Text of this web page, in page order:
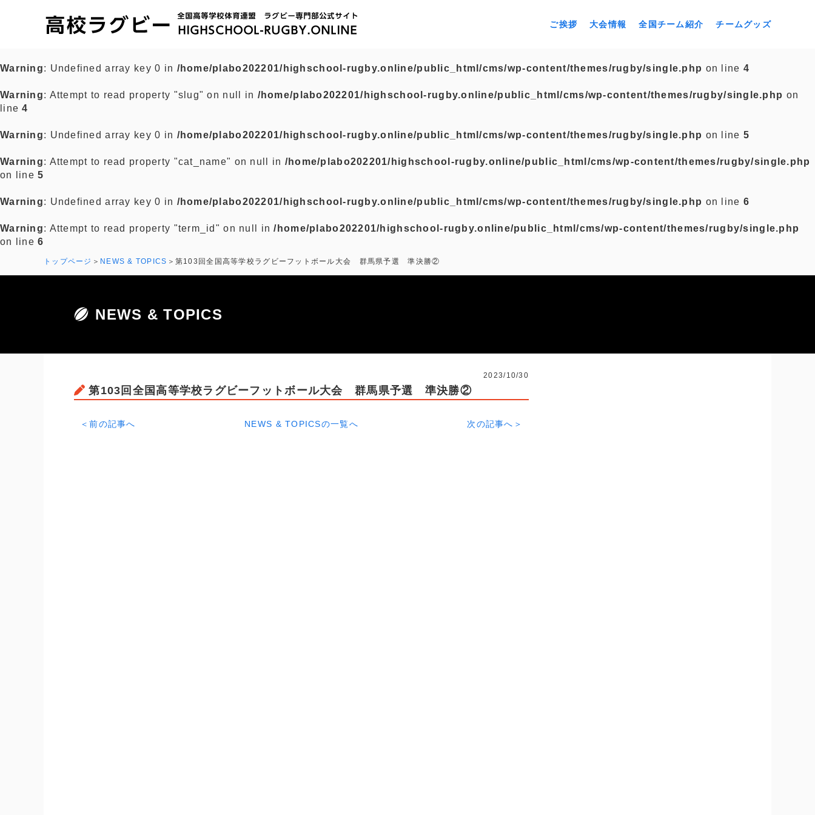
ご挨拶 大会情報 全国チーム紹介 チームグッズ
Warning: Undefined array key 0 in /home/plabo202201/highschool-rugby.online/public_html/cms/wp-content/themes/rugby/single.php on line 4
Warning: Attempt to read property "slug" on null in /home/plabo202201/highschool-rugby.online/public_html/cms/wp-content/themes/rugby/single.php on
line4
Warning: Undefined array key 0 in /home/plabo202201/highschool-rugby.online/public_html/cms/wp-content/themes/rugby/single.php on line 5
Warning: Attempt to read property "cat_name" on null in /home/plabo202201/highschool-rugby.online/public_html/cms/wp-content/themes/rugby/single.php
on line5
Warning: Undefined array key 0 in /home/plabo202201/highschool-rugby.online/public_html/cms/wp-content/themes/rugby/single.php on line 6
Warning: Attempt to read property "term_id" on null in/home/plabo202201/highschool-rugby.online/public_html/cms/wp-content/themes/rugby/single.php
on line6
トップページ NEWS & TOPICS 第103回全国高等学校ラグビーフットボール大会 群馬県予選 準決勝②
NEWS & TOPICS
2023/10/30
第103回全国高等学校ラグビーフットボール大会 群馬県予選 準決勝②
＜前の記事へ NEWS & TOPICSの一覧へ 次の記事へ＞